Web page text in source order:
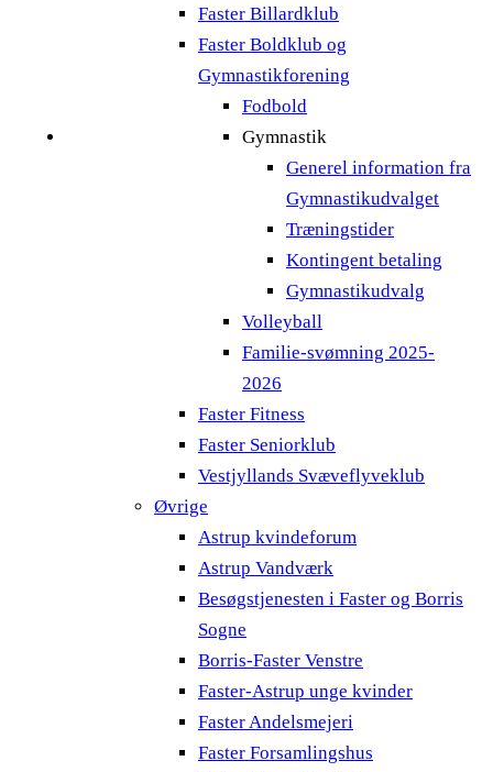
Faster Billardklub
Faster Boldklub og
Gymnastikforening
Fodbold
Gymnastik
Generel information fra
Gymnastikudvalget
Træningstider
Kontingent betaling
Gymnastikudvalg
Volleyball
Familie-svømning 2025-
2026
Faster Fitness
Faster Seniorklub
Vestjyllands Svæveflyveklub
Øvrige
Astrup kvindeforum
Astrup Vandværk
Besøgstjenesten i Faster og Borris
Sogne
Borris-Faster Venstre
Faster-Astrup unge kvinder
Faster Andelsmejeri
Faster Forsamlingshus